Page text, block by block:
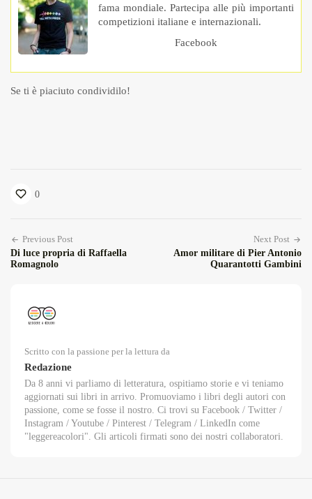
fama mondiale. Partecipa alle più importanti
competizioni italiane e internazionali.
Facebook
Se ti è piaciuto condividilo!
0
Previous Post
Di luce propria di Raffaella
Romagnolo
Next Post
Amor militare di Pier Antonio
Quarantotti Gambini
Scritto con la passione per la lettura da
Redazione
Da 8 anni vi parliamo di letteratura, ospitiamo storie e vi teniamo
aggiornati sui libri in arrivo. Promuoviamo i libri degli autori con
passione, come se fosse il nostro. Ci trovi su Facebook / Twitter /
Instagram / Youtube / Pinterest / Telegram / LinkedIn come
"leggereacolori". Gli articoli firmati sono dei nostri collaboratori.